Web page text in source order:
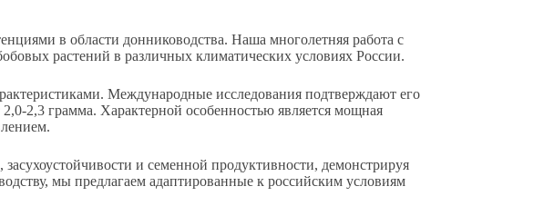
в области донниководства. Наша многолетняя работа с
растений в различных климатических условиях России.
Международные исследования подтверждают его
2,3 грамма. Характерной особенностью является мощная
и семенной продуктивности, демонстрируя
мы предлагаем адаптированные к российским условиям